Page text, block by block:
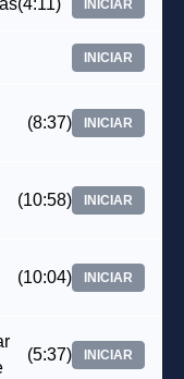
(4:11) INICIAR
INICIAR
(8:37) INICIAR
(10:58) INICIAR
(10:04) INICIAR
(5:37) INICIAR